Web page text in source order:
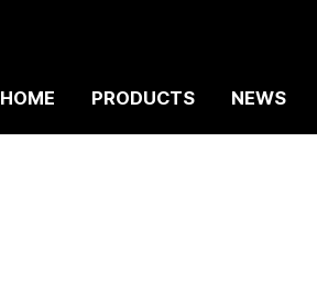
HOME PRODUCTS NEWS